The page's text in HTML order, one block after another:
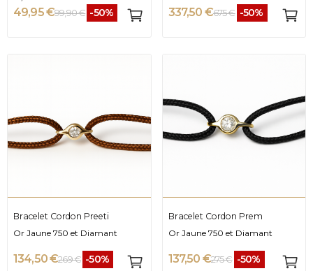
49,95 €99,90 € -50% 337,50 €675 € -50%
Bracelet Cordon Preeti
Or Jaune 750 et Diamant
134,50 €269 € -50%
Bracelet Cordon Prem
Or Jaune 750 et Diamant
137,50 €275 € -50%